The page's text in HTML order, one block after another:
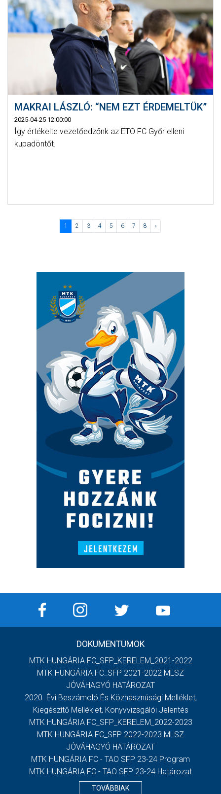
MAKRAI LÁSZLÓ: “NEM EZT ÉRDEMELTÜK”
2025-04-25 12:00:00
Így értékelte vezetőedzőnk az ETO FC Győr elleni
kupadöntőt.
1 2 3 4 5 6 7 8 ›
DOKUMENTUMOK
MTK HUNGÁRIA FC_SFP_KERELEM_2021-2022
MTK HUNGÁRIA FC_SFP 2021-2022 MLSZ
JÓVÁHAGYÓ HATÁROZAT
2020. Évi Beszámoló És Közhasznúsági Melléklet,
Kiegészítő Melléklet, Könyvvizsgálói Jelentés
MTK HUNGÁRIA FC_SFP_KERELEM_2022-2023
MTK HUNGÁRIA FC_SFP 2022-2023 MLSZ
JÓVÁHAGYÓ HATÁROZAT
MTK HUNGÁRIA FC - TAO SFP 23-24 Program
MTK HUNGÁRIA FC - TAO SFP 23-24 Határozat
TOVÁBBIAK